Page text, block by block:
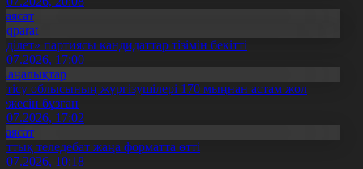
партиясы кандидаттар тізімін бекітті
17:00
облысының жүргізушілері 170 мыңнан астам жол
бұзған
17:02
теледебат жаңа форматта өтті
10:18